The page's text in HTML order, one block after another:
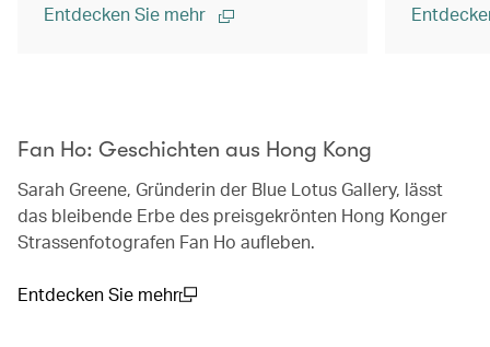
Entdecken Sie mehr
Fan Ho: Geschichten aus Hong Kong
Sarah Greene, Gründerin der Blue Lotus Gallery, lässt
das bleibende Erbe des preisgekrönten Hong Konger
Strassenfotografen Fan Ho aufleben.
Entdecken Sie mehr